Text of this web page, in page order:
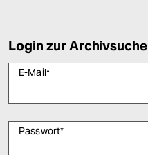
Login zur Archivsuche
E-Mail*
Passwort*